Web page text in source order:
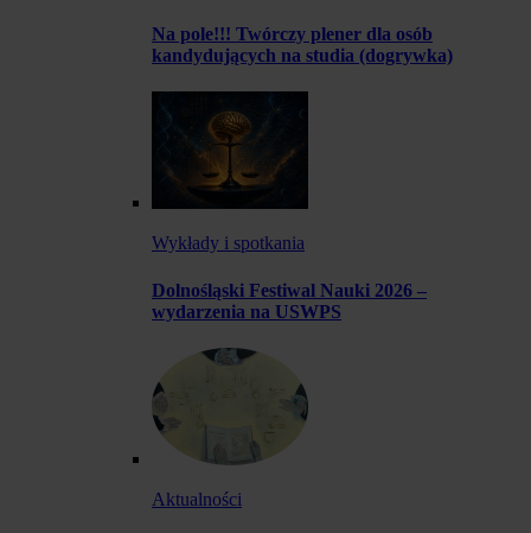
Na pole!!! Twórczy plener dla osób
kandydujących na studia (dogrywka)
Wykłady i spotkania
Dolnośląski Festiwal Nauki 2026 –
wydarzenia na USWPS
Aktualności